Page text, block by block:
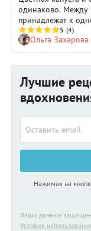
одинаково. Между
принадлежат к
(капустных)
зрения
несколько
соревновании.
5 (4)
Ольга Захарова
Лучшие
Нажимая на
Ваши данные
Условия